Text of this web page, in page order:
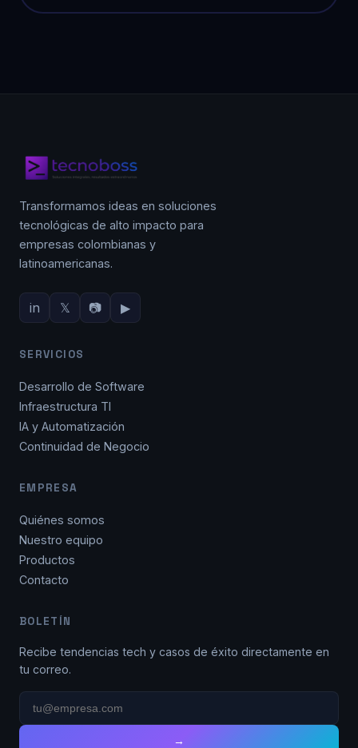
Transformamos ideas en soluciones
tecnológicas de alto impacto para
empresas colombianas y
latinoamericanas.
in 𝕏 📷 ▶
SERVICIOS
Desarrollo de Software
Infraestructura TI
IA y Automatización
Continuidad de Negocio
EMPRESA
Quiénes somos
Nuestro equipo
Productos
Contacto
BOLETÍN
Recibe tendencias tech y casos de éxito directamente en
tu correo.
→